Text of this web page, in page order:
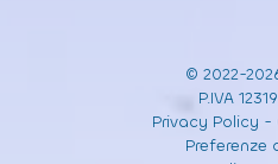
© 2022-
P.IVA
Privacy Policy -
Preferenze